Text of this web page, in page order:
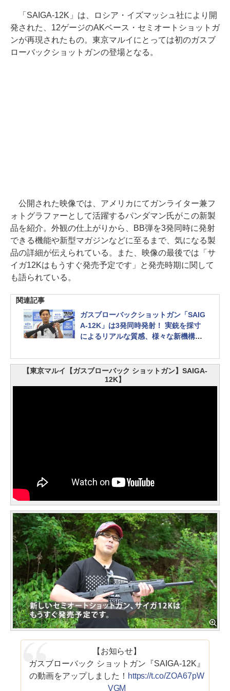
「SAIGA-12K」は、ロシア・イズマッシュ社により開
発された、12ゲージのAKベース・セミオートショットガ
ンが再現されたもの。東京マルイにとっては初のガスブ
ローバックショットガンの登場となる。
公開された映像では、アメリカにてガンライター兼フ
ォトグラファーとして活躍するパンダマン氏がこの新製
品を紹介。外観の仕上がりから、BB弾を3発同時に発射
できる機能や新型マガジンなどに至るまで、気になる製
品の詳細が伝えられている。また、映像の最後では「サ
イガ12Kはもうすぐ発売予定です」と発売時期に関して
も語られている。
関連記事
ガスブローバックショットガン「SAIG
A-12K」は3発同時発射！ 実銃を採寸
によるリアルな質感、様々な新機構を
【東京マルイ【ガスブローバック ショットガン】SAIGA-
12K】
【お知らせ】
ガスブローバック ショットガン『SAIGA-12K』
の動画をアップしました！ https://t.co/ZOA67pW
VGM